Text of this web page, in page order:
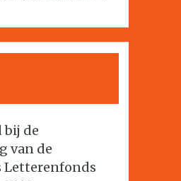
bij de
van de
Letterenfonds